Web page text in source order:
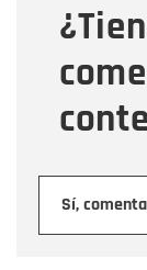
Sí,
Mensaje